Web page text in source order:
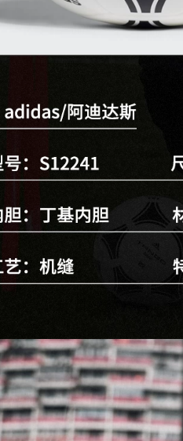
bóng đá lửa Đức
REUSCH Hyun Chí
2020 ATTRAKT PRO
môn thủ môn
Con rồng lửa thủ
môn bóng đá thủ
không bảo vệ ngón
tay vương miện siêu
dính găng tay
2,662,000